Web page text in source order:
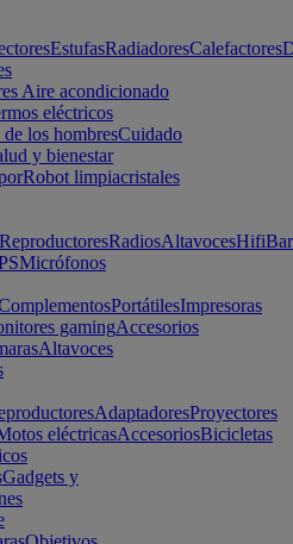
EstufasRadiadoresCalefactores
Aire acondicionado
eléctricos
los hombresCuidado
y bienestar
Robot limpiacristales
ReproductoresRadiosAltavocesHifi
Micrófonos
PortátilesImpresoras
gamingAccesorios
Altavoces
AdaptadoresProyectores
eléctricasAccesoriosBicicletas
Gadgets y